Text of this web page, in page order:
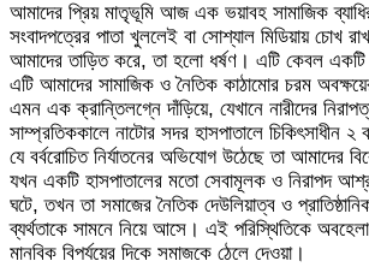
আমাদের প্রিয় মাতৃভূমি আজ এক ভয়াবহ সামাজিক
সংবাদপত্রের পাতা খুললেই বা সোশ্যাল মিডিয়ায় চোখ
আমাদের তাড়িত করে, তা হলো ধর্ষণ। এটি কেবল একটি
এটি আমাদের সামাজিক ও নৈতিক কাঠামোর চরম
এমন এক ক্রান্তিলগ্নে দাঁড়িয়ে, যেখানে নারীদের
সাম্প্রতিককালে নাটোর সদর হাসপাতালে চিকিৎসাধীন
যে বর্বরোচিত নির্যাতনের অভিযোগ উঠেছে তা আমাদের
যখন একটি হাসপাতালের মতো সেবামূলক ও নিরাপদ
ঘটে, তখন তা সমাজের নৈতিক দেউলিয়াত্ব ও
ব্যর্থতাকে সামনে নিয়ে আসে। এই পরিস্থিতিকে
মানবিক বিপর্যয়ের দিকে সমাজকে ঠেলে দেওয়া।